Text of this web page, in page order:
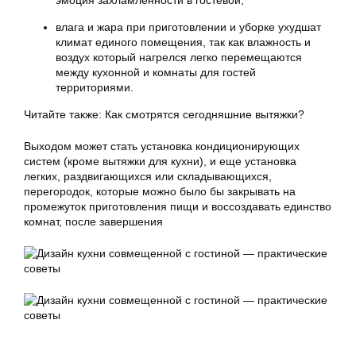
влага и жара при приготовлении и уборке ухудшат
климат единого помещения, так как влажность и
воздух который нагрелся легко перемещаются
между кухонной и комнаты для гостей
территориями.
Читайте также: Как смотрятся сегодняшние вытяжки?
Выходом может стать установка кондиционирующих
систем (кроме вытяжки для кухни), и еще установка
легких, раздвигающихся или складывающихся,
перегородок, которые можно было бы закрывать на
промежуток приготовления пищи и воссоздавать единство
комнат, после завершения